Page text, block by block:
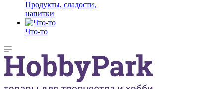
Продукты, сладости,
напитки
Что-то